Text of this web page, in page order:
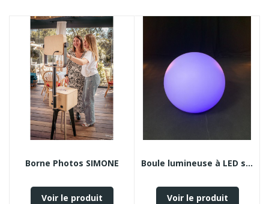
Borne Photos SIMONE
Voir le produit
Boule lumineuse à LED sans fil
Voir le produit